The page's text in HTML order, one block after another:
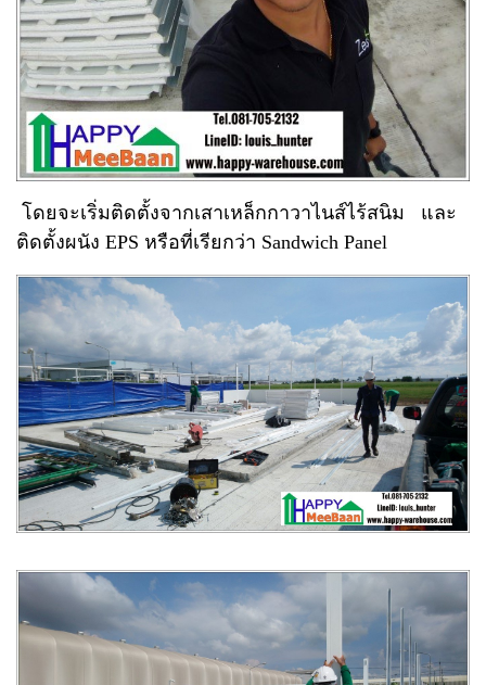
โดยจะเริ่มติดตั้งจากเสาเหล็กกาวาไนส์ไร้สนิม และ
ติดตั้งผนัง EPS หรือที่เรียกว่า Sandwich Panel